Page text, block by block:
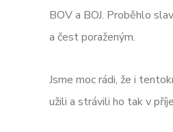
BOV a BOJ. Proběhlo
a čest poraženým.
Jsme moc rádi, že i
užili a strávili ho tak v